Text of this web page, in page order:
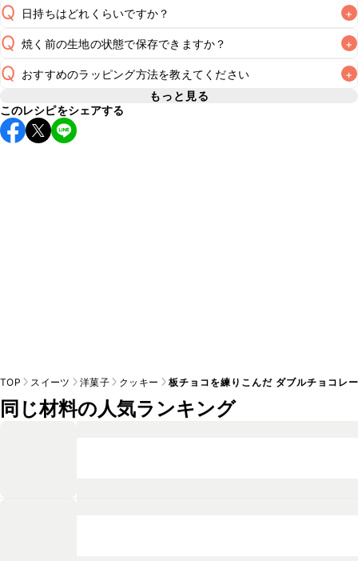
Q 日持ちはどれくらいですか？ +
A 常温保存で2~3日が目安です。なるべくお早めにお召し上が
Q 焼く前の生地の状態で保存できますか？ +
A
焼く前の生地（成形後）の保存期間は冷蔵で当日中が目安で
す。それ以上保存したい場合は冷凍で保存し、1週間を目安に
焼き上げることをおすすめいたします。冷凍保存した場合は
冷蔵庫で解凍し、生地が扱いやすくなってからカットしてく
Q おすすめのラッピング方法を教えてください +
A こちら
もっと見る
このレシピをシェアする
TOP スイーツ 洋菓子 クッキー 板チョコを練りこんだ ダブルチョコレ
同じ材料の人気ランキング